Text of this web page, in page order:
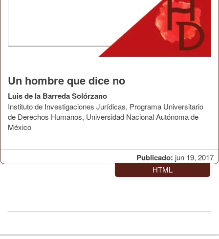
Publicado: jun 19, 2017
Un hombre que dice no
Luis de la Barreda Solórzano
Instituto de Investigaciones Jurídicas, Programa Universitario
de Derechos Humanos, Universidad Nacional Autónoma de
México
HTML